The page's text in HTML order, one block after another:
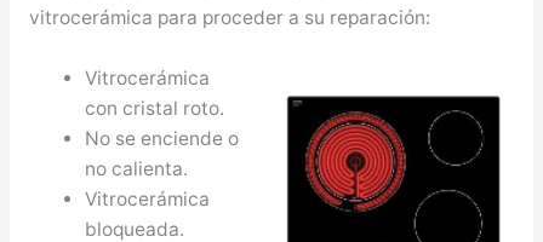
vitrocerámica para proceder a su reparación:
Vitrocerámica
con cristal roto.
No se enciende o
no calienta.
Vitrocerámica
bloqueada.